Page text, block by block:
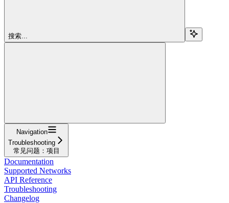
搜索...
Navigation
Troubleshooting
常见问题：项目
Documentation
Supported Networks
API Reference
Troubleshooting
Changelog